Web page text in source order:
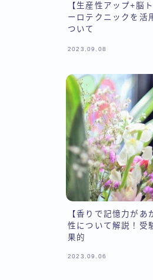
【生産性アップ+脳
ーロテクニックを活
ついて
2023.09.08
【香りで記憶力が
性について解説！受
果的
2023.09.06